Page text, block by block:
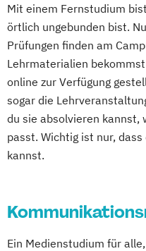
Mit einem Fernstudium
örtlich ungebunden bist.
Prüfungen finden am
Lehrmaterialien
online zur Verfügung
sogar die
du sie absolvieren kannst,
passt. Wichtig ist nur,
kannst.
Ein Medienstudium für